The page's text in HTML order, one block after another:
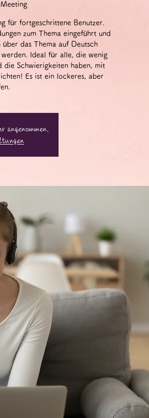
für fortgeschrittene Benutzer.
zum Thema eingeführt und
das Thema auf Deutsch
werden. Ideal für alle, die wenig
die Schwierigkeiten haben, mit
Es ist ein lockeres, aber
angenommen.